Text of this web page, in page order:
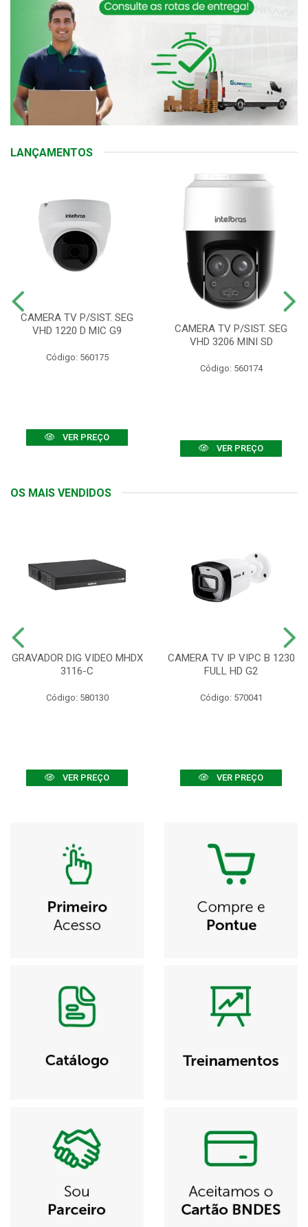
LANÇAMENTOS
CAMERA TV P/SIST. SEG
VHD 1220 D MIC G9
Código: 560175
VER PREÇO
CAMERA TV P/SIST. SEG
VHD 3206 MINI SD
Código: 560174
VER PREÇO
OS MAIS VENDIDOS
GRAVADOR DIG VIDEO MHDX
3116-C
Código: 580130
VER PREÇO
CAMERA TV IP VIPC B 1230
FULL HD G2
Código: 570041
VER PREÇO